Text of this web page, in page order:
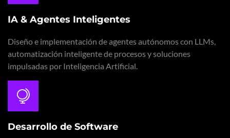
IA & Agentes Inteligentes
Diseño e implementación de agentes autónomos con LLMs,
automatización inteligente de procesos y soluciones
impulsadas por Inteligencia Artificial.
Desarrollo de Software